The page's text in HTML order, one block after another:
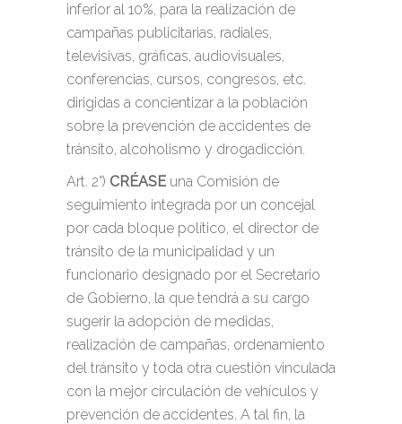
inferior al 10%, para la realización de
campañas publicitarias, radiales,
televisivas, gráficas, audiovisuales,
conferencias, cursos, congresos, etc.
dirigidas a concientizar a la población
sobre la prevención de accidentes de
tránsito, alcoholismo y drogadicción.
Art. 2°) CRÉASE una Comisión de
seguimiento integrada por un concejal
por cada bloque político, el director de
tránsito de la municipalidad y un
funcionario designado por el Secretario
de Gobierno, la que tendrá a su cargo
sugerir la adopción de medidas,
realización de campañas, ordenamiento
del tránsito y toda otra cuestión vinculada
con la mejor circulación de vehículos y
prevención de accidentes. A tal fin, la